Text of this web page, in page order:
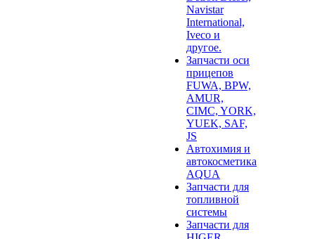
Navistar
International,
Iveco и
другое.
Запчасти оси
прицепов
FUWA, BPW,
AMUR,
CIMC, YORK,
YUEK, SAF,
JS
Автохимия и
автокосметика
AQUA
Запчасти для
топливной
системы
Запчасти для